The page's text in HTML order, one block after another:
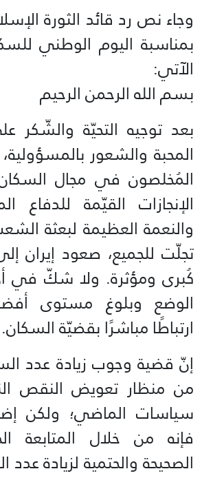
وجاء نص رد قائد الثورة
بمناسبة اليوم الوطني
الآتي:
بسم الله الرحمن الرحيم
بعد توجيه التحيّة والشّكر
المحبة والشعور
المُخلصون في مجال
الإنجازات القيّمة للدفاع
والنعمة العظيمة لبعثة
تجلّت للجميع، صعود إيران
كُبرى ومؤثرة. ولا شكّ في
الوضع وبلوغ مستوى
ارتباطًا مباشرًا بقضيّة السكان.
إنّ قضية وجوب زيادة عدد
من منظار تعويض النقص
سياسات الماضي؛ ولكن
فإنه من خلال المتابعة
الصحيحة والحتمية لزيادة